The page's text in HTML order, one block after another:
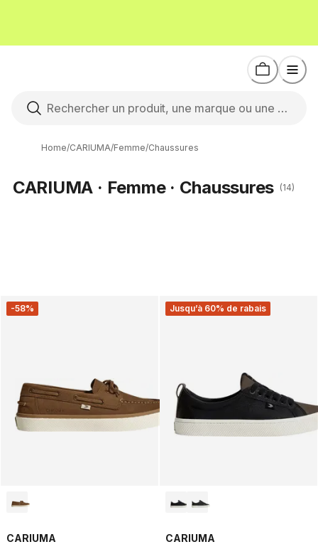
Home/CARIUMA/Femme/Chaussures
CARIUMA · Femme · Chaussures (14)
-58%
CARIUMA
Jusqu’à 60% de rabais
CARIUMA